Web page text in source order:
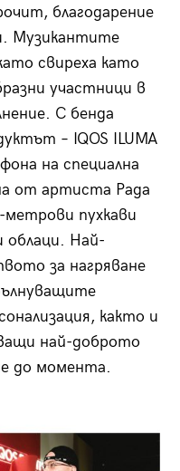
благодарение
Музикантите
свиреха като
участници в
С бенда
– IQOS ILUMA
на специална
от артиста Рада
пухкави
облаци. Най-
за нагряване
както и
най-доброто
до момента.